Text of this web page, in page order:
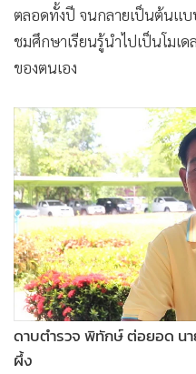
• อาชญากรรม
• Motoring
• เกม
• SMEs
• หุ้น
• อินโดจีน
• กองทุนรวม
• Celeb Online
• Factcheck
• ญี่ปุ่น
• News1
•
ตลอดทั้งปี จนกลายเป็นต้นแบ
ชมศึกษาเรียนรู้นำไปเป็นโม
ของตนเอง
ดาบตำรวจ พิทักษ์ ต่อยอด น
ผึ้ง